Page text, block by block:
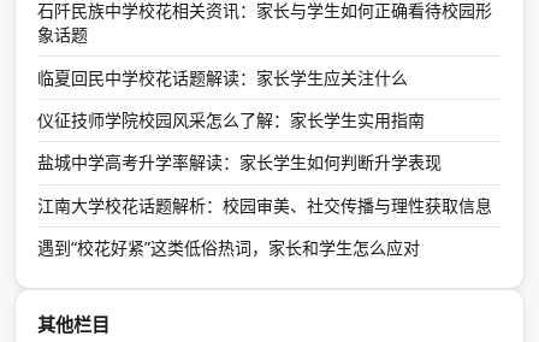
石阡民族中学校花相关资讯：家长与学生如何正确看待校园形
象话题
临夏回民中学校花话题解读：家长学生应关注什么
仪征技师学院校园风采怎么了解：家长学生实用指南
盐城中学高考升学率解读：家长学生如何判断升学表现
江南大学校花话题解析：校园审美、社交传播与理性获取信息
遇到“校花好紧”这类低俗热词，家长和学生怎么应对
其他栏目